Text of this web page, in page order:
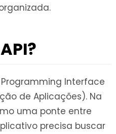
Interface
de Aplicações). Na
uma ponte entre
precisa buscar